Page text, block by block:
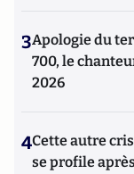
3Apologie du
700, le
2026
4Cette autre
se profile